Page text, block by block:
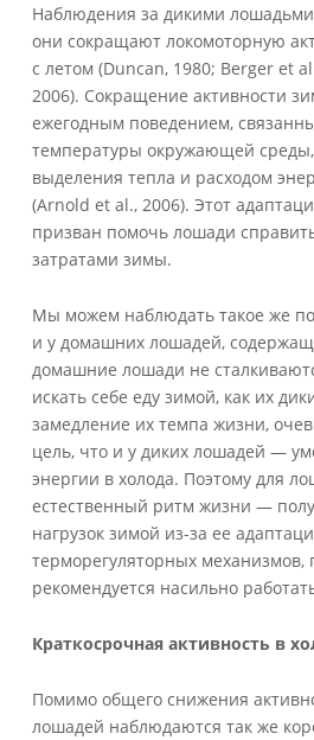
Наблюдения за дикими лошадьми
они сокращают локомоторную
с летом (Duncan, 1980; Berger et
2006). Сокращение активности
ежегодным поведением,
температуры окружающей
выделения тепла и расходом
(Arnold et al., 2006). Этот
призван помочь лошади
затратами зимы.
Мы можем наблюдать такое же
и у домашних лошадей,
домашние лошади не
искать себе еду зимой, как их
замедление их темпа жизни,
цель, что и у диких лошадей —
энергии в холода. Поэтому для
естественный ритм жизни —
нагрузок зимой из-за ее
терморегуляторных механизмов,
рекомендуется насильно
Краткосрочная активность в
Помимо общего снижения
лошадей наблюдаются так же